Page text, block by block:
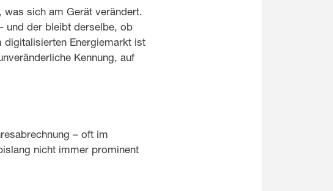
sich am Gerät verändert.
und der bleibt derselbe, ob
digitalisierten Energiemarkt ist
Kennung, auf
– oft im
nicht immer prominent